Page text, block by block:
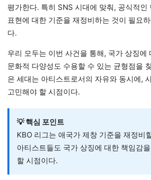
평가한다. 특히 SNS 시대에 맞춰, 공식적인
표현에 대한 기준을 재정비하는 것이 필요
다.
우리 모두는 이번 사건을 통해, 국가 상징에
문화적 다양성도 수용할 수 있는 균형점을
은 세대는 아티스트로서의 자유와 동시에,
고민해야 할 시점이다.
💡 핵심 포인트
KBO 리그는 애국가 제창 기준을 재정비
아티스트들도 국가 상징에 대한 책임감
할 시점이다.